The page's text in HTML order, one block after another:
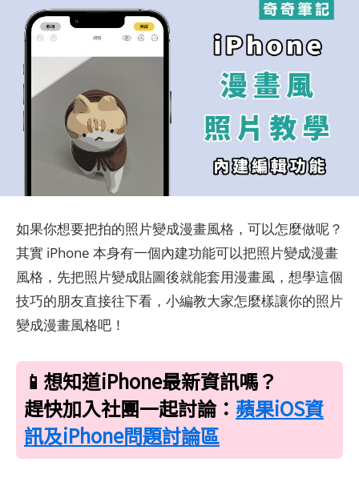
如果你想要把拍的照片變成漫畫風格，可以怎麼做呢？
其實 iPhone 本身有一個內建功能可以把照片變成漫畫
風格，先把照片變成貼圖後就能套用漫畫風，想學這個
技巧的朋友直接往下看，小編教大家怎麼樣讓你的照片
變成漫畫風格吧！
📱想知道iPhone最新資訊嗎？
趕快加入社團一起討論： 蘋果iOS資
訊及iPhone問題討論區